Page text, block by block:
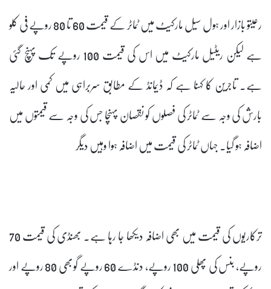
رعیتو بازار اور ہول سیل مارکیٹ میں ٹماٹر کے قیمت 60 تا 80 روپے فی کلو
ہے لیکن ریٹیل مارکیٹ میں اس کی قیمت 100 روپے تک پہنچ گئی
ہے۔ تاجرین کا کہنا ہے کہ ڈیمانڈ کے مطابق سربراہی میں کمی اور حالیہ
بارش کی وجہ سے ٹماٹر کی فصلوں کو نقصان پہنچا جس کی وجہ سے قیمتوں میں
اضافہ ہو گیا۔ جہاں ٹماٹر کی قیمت میں اضافہ ہوا وہیں دیگر
ترکاریوں کی قیمت میں بھی اضافہ دیکھا جا رہا ہے۔ بھنڈی کی قیمت 70
روپے، بنس کی پھلی 100 روپے، دنڈے 60 روپے گوبھی 80 روپے اور